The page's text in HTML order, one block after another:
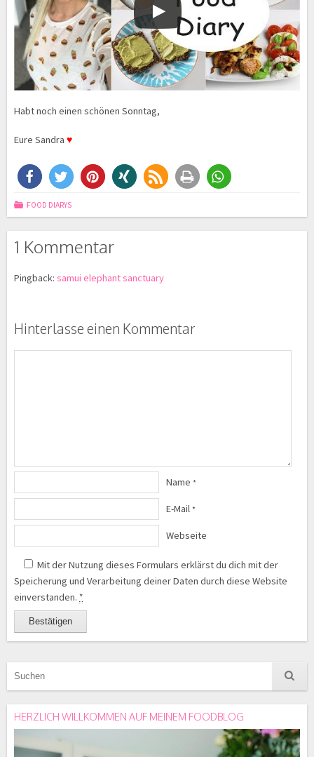
Habt noch einen schönen Sonntag,
Eure Sandra ♥
FOOD DIARYS
1 Kommentar
Pingback: samui elephant sanctuary
Hinterlasse einen Kommentar
Name *
E-Mail *
Webseite
Mit der Nutzung dieses Formulars erklärst du dich mit der
Speicherung und Verarbeitung deiner Daten durch diese Website
einverstanden. *
HERZLICH WILLKOMMEN AUF MEINEM FOODBLOG